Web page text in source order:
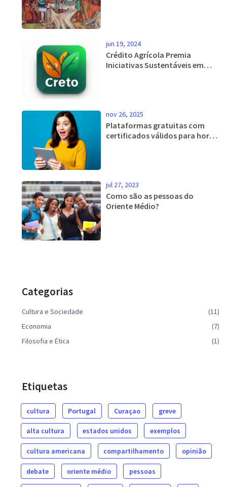
jun 19, 2024
Crédito Agrícola Premia
Iniciativas Sustentáveis em
nov 26, 2025
Plataformas gratuitas com
certificados válidos para horas
jul 27, 2023
Como são as pessoas do
Oriente Médio?
Categorias
Cultura e Sociedade
(11)
Economia
(7)
Filosofia e Ética
(1)
Etiquetas
cultura Portugal Curaçao greve
alta cultura estados unidos exemplos
cultura americana compartilhamento opinião
debate oriente médio pessoas